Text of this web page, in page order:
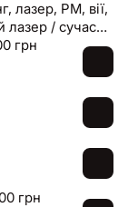
лазер / сучасні
грн
грн